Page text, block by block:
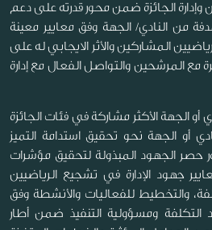
الجائزة ضمن محور قدرته على دعم
من النادي/ الجهة وفق معايير معينة
المشاركين والأثر الايجابي له على
مع المرشحين والتواصل الفعال مع إدارة
الجهة الأكثر مشاركة في فئات الجائزة
أو الجهة نحو تحقيق استدامة التميز
حصر الجهود المبذولة لتحقيق مؤشرات
جهود الإدارة في تشجيع الرياضيين
والتخطيط للفعاليات والأنشطة وفق
التكلفة ومسؤولية التنفيذ ضمن أطار